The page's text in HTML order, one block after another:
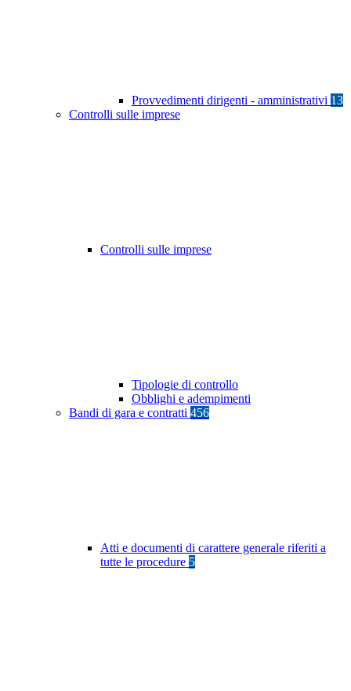
Provvedimenti dirigenti - amministrativi 13
Controlli sulle imprese
Controlli sulle imprese
Tipologie di controllo
Obblighi e adempimenti
Bandi di gara e contratti 456
Atti e documenti di carattere generale riferiti a
tutte le procedure 5